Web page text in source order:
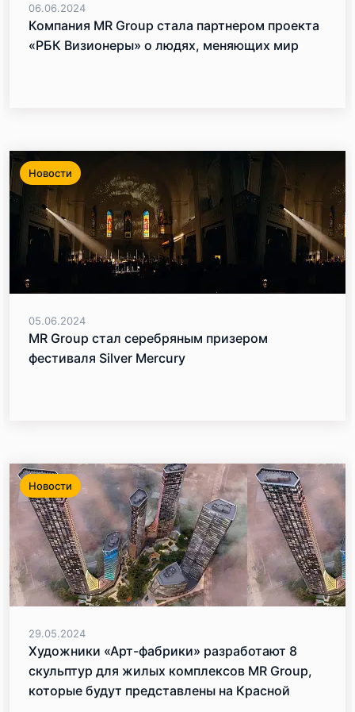
06.06.2024
Компания MR Group стала партнером проекта
«РБК Визионеры» о людях, меняющих мир
Новости
05.06.2024
MR Group стал серебряным призером
фестиваля Silver Mercury
Новости
29.05.2024
Художники «Арт-фабрики» разработают 8
скульптур для жилых комплексов MR Group,
которые будут представлены на Красной